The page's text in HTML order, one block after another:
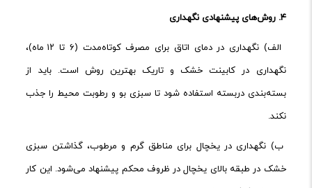
۴. روش‌های پیشنهادی نگهداری
الف) نگهداری در دمای اتاق برای مصرف کوتاه‌مدت (۶ تا ۱۲ ماه)،
نگهداری در کابینت خشک و تاریک بهترین روش است. باید از
بسته‌بندی دربسته استفاده شود تا سبزی بو و رطوبت محیط را جذب
نکند.
ب) نگهداری در یخچال برای مناطق گرم و مرطوب، گذاشتن سبزی
خشک در طبقه بالای یخچال در ظروف محکم پیشنهاد می‌شود. این کار